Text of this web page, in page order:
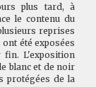
plus tard, à
le contenu du
reprises
été exposées
fin. L'exposition
blanc et de noir
protégées de la